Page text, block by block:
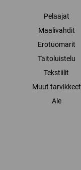
Pelaajat
Maalivahdit
Erotuomarit
Taitoluistelu
Tekstiilit
Muut tarvikkeet
Ale